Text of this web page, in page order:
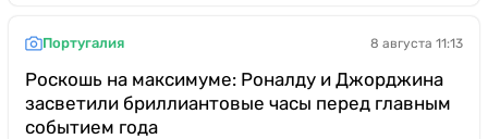
Португалия 8 августа 11:13
Роскошь на максимуме: Роналду и Джорджина
засветили бриллиантовые часы перед главным
событием года